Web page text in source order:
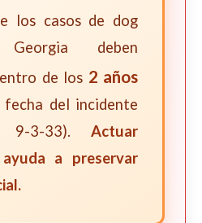
los casos de dog
deben
de los 2 años
del incidente
9-3-33). Actuar
a preservar